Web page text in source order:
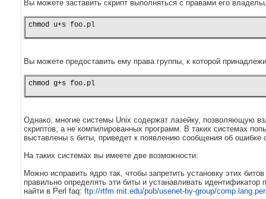
Вы можете заставить скрипт выполняться с правами его
chmod u+s foo.pl
Вы можете предоставить ему права группы, к которой
chmod g+s foo.pl
Однако, многие системы Unix содержат лазейку, позволяющую
скриптов, а не компилированных программ. В таких системах
выставлены s биты, приведет к появлению сообщения об ошибке
На таких системах вы имеете две возможности:
Можно исправить ядро так, чтобы запретить установку этих
правильно определять эти биты и устанавливать
найти в Perl faq: ftp://rtfm.mit.edu/pub/usenet-by-group/